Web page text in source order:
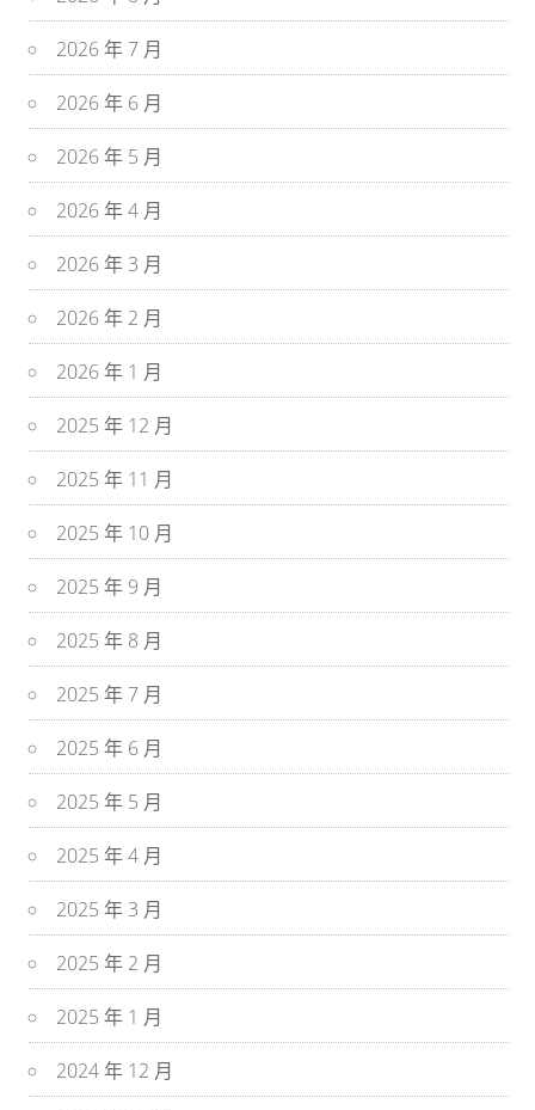
2026 年 7 月
2026 年 6 月
2026 年 5 月
2026 年 4 月
2026 年 3 月
2026 年 2 月
2026 年 1 月
2025 年 12 月
2025 年 11 月
2025 年 10 月
2025 年 9 月
2025 年 8 月
2025 年 7 月
2025 年 6 月
2025 年 5 月
2025 年 4 月
2025 年 3 月
2025 年 2 月
2025 年 1 月
2024 年 12 月